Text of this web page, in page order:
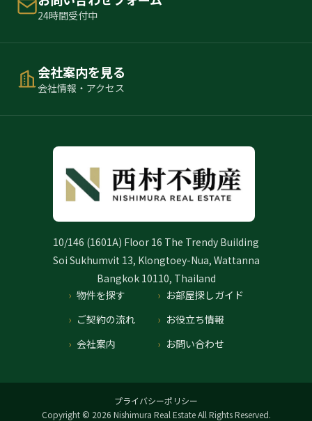
24時間受付中
会社案内を見る
会社情報・アクセス
10/146 (1601A) Floor 16 The Trendy Building
Soi Sukhumvit 13, Klongtoey-Nua, Wattanna
Bangkok 10110, Thailand
物件を探す
お部屋探しガイド
ご契約の流れ
お役立ち情報
会社案内
お問い合わせ
プライバシーポリシー
Copyright © 2026 Nishimura Real Estate All Rights Reserved.